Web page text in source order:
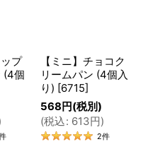
ストアベーカリーを
多かったお声が、
っと大きすぎるから、
プ
(4個
【ミニ】チョコク
リームパン (4個入
り) [6715]
568 円(税別)
(税込: 613円)
2件